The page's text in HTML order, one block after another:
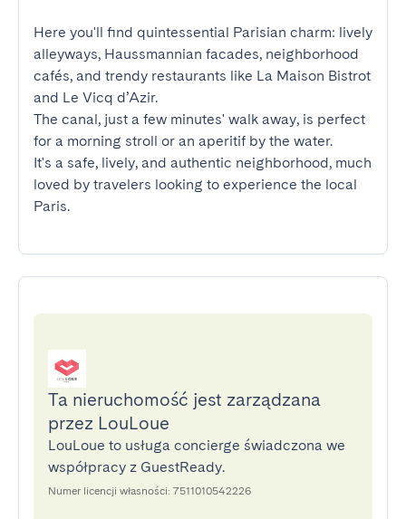
Here you'll find quintessential Parisian charm: lively
alleyways, Haussmannian facades, neighborhood
cafés, and trendy restaurants like La Maison Bistrot
and Le Vicq d’Azir.
The canal, just a few minutes' walk away, is perfect
for a morning stroll or an aperitif by the water.
It's a safe, lively, and authentic neighborhood, much
loved by travelers looking to experience the local
Paris.
Ta nieruchomość jest zarządzana
przez LouLoue
LouLoue to usługa concierge świadczona we
współpracy z GuestReady.
Numer licencji własności: 7511010542226